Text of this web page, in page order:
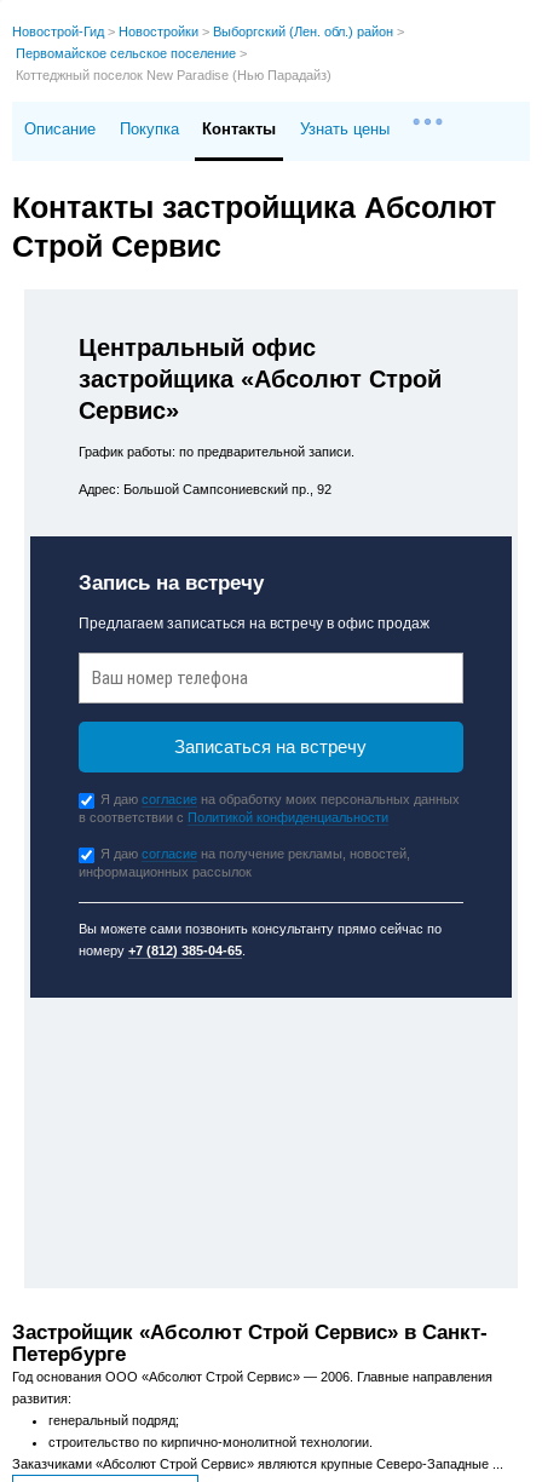
Новострой-Гид > Новостройки > Выборгский (Лен. обл.) район >
Первомайское сельское поселение >
Коттеджный поселок New Paradise (Нью Парадайз)
Описание Покупка Контакты Узнать цены
Контакты застройщика Абсолют
Строй Сервис
Центральный офис
застройщика «Абсолют Строй
Сервис»
График работы: по предварительной записи.
Адрес: Большой Сампсониевский пр., 92
Запись на встречу
Предлагаем записаться на встречу в офис продаж
Я даюсогласие на обработку моих персональных данных
в соответствии с Политикой конфиденциальности
Я даюсогласие на получение рекламы, новостей,
информационных рассылок
Вы можете сами позвонить консультанту прямо сейчас по
номеру+7 (812) 385-04-65
Застройщик «Абсолют Строй Сервис» в Санкт-
Петербурге
Год основания ООО «Абсолют Строй Сервис» — 2006. Главные направления
развития:
генеральный подряд;
строительство по кирпично-монолитной технологии.
Заказчиками «Абсолют Строй Сервис» являются крупные Северо-Западные ...